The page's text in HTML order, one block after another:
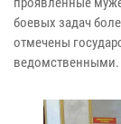
боевых задач
отмечены
ведомственными.